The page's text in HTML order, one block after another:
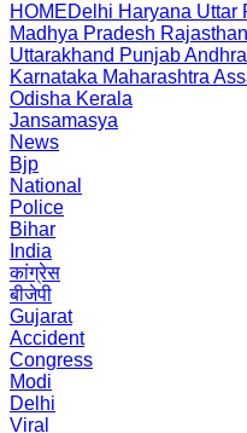
HOMEDelhi Haryana Uttar
Madhya Pradesh Rajasthan
Uttarakhand Punjab
Karnataka Maharashtra
Odisha Kerala
Jansamasya
News
Bjp
National
Police
Bihar
India
कांग्रेस
बीजेपी
Gujarat
Accident
Congress
Modi
Delhi
Viral